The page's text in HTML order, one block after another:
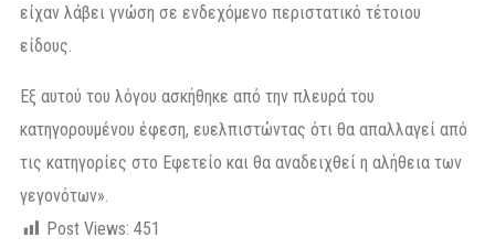
είχαν λάβει γνώση σε ενδεχόμενο περιστατικό τέτοιου
είδους.
Εξ αυτού του λόγου ασκήθηκε από την πλευρά του
κατηγορουμένου έφεση, ευελπιστώντας ότι θα απαλλαγεί από
τις κατηγορίες στο Εφετείο και θα αναδειχθεί η αλήθεια των
γεγονότων».
Post Views: 451